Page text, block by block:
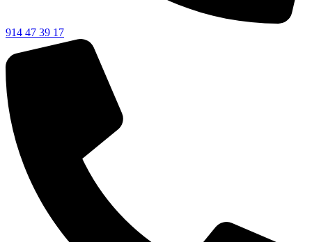
914 47 39 17